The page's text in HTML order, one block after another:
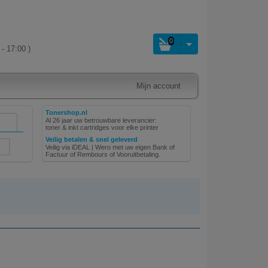
17:00 )
0
Mijn account
Tonershop.nl
Al 26 jaar uw betrouwbare leverancier:
toner & inkt cartridges voor elke printer
Veilig betalen & snel geleverd
Veilig via iDEAL | Wero met uw eigen Bank of
Factuur of Rembours of Vooruitbetaling.